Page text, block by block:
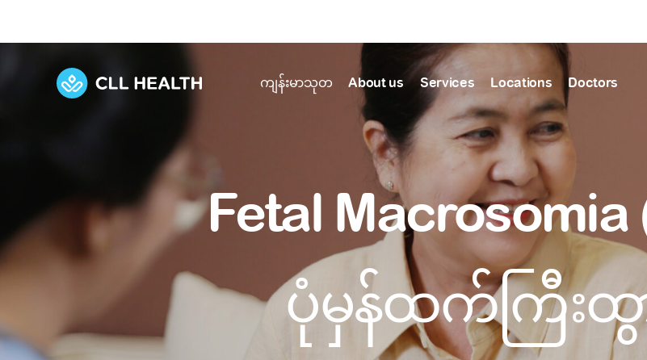
ကျန်းမာသုတ
View all health articles
Emergencies
Diseases and Conditions
Symptoms
Tests and Procedures
Find Health articles by first letter
C D E F H
L
M N O P Q R S T
W
X Y Z #
Or search by keyword
ALL
About us
About us
Discover our commitment to transforming healthcare
Our history
Careers
Services
Explore Services
Comprehensive care for your health and well-being
Primary care Developmental screening
Immunisation Diagnostics
Digestive care Fertility care
Our
Trusted
to
Locations
Our Facilities
Comprehensive care for your health and well-being
Our polyclinics
Quality primary and specialty care near you
Our clinics
Diagnostics and treatment in one place
Dedicated
healthcare
Shin
A Top-
Local and
Doctors
Fetal
ပုံမှန်ထက်ကြီးထွာ